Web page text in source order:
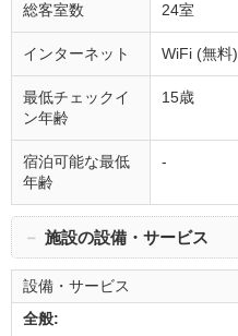
総客室数 24室
インターネット WiFi (無料)
最低チェックイ
ン年齢
15歳
宿泊可能な最低
年齢
-
－ 施設の設備・サービス
設備・サービス
全般: